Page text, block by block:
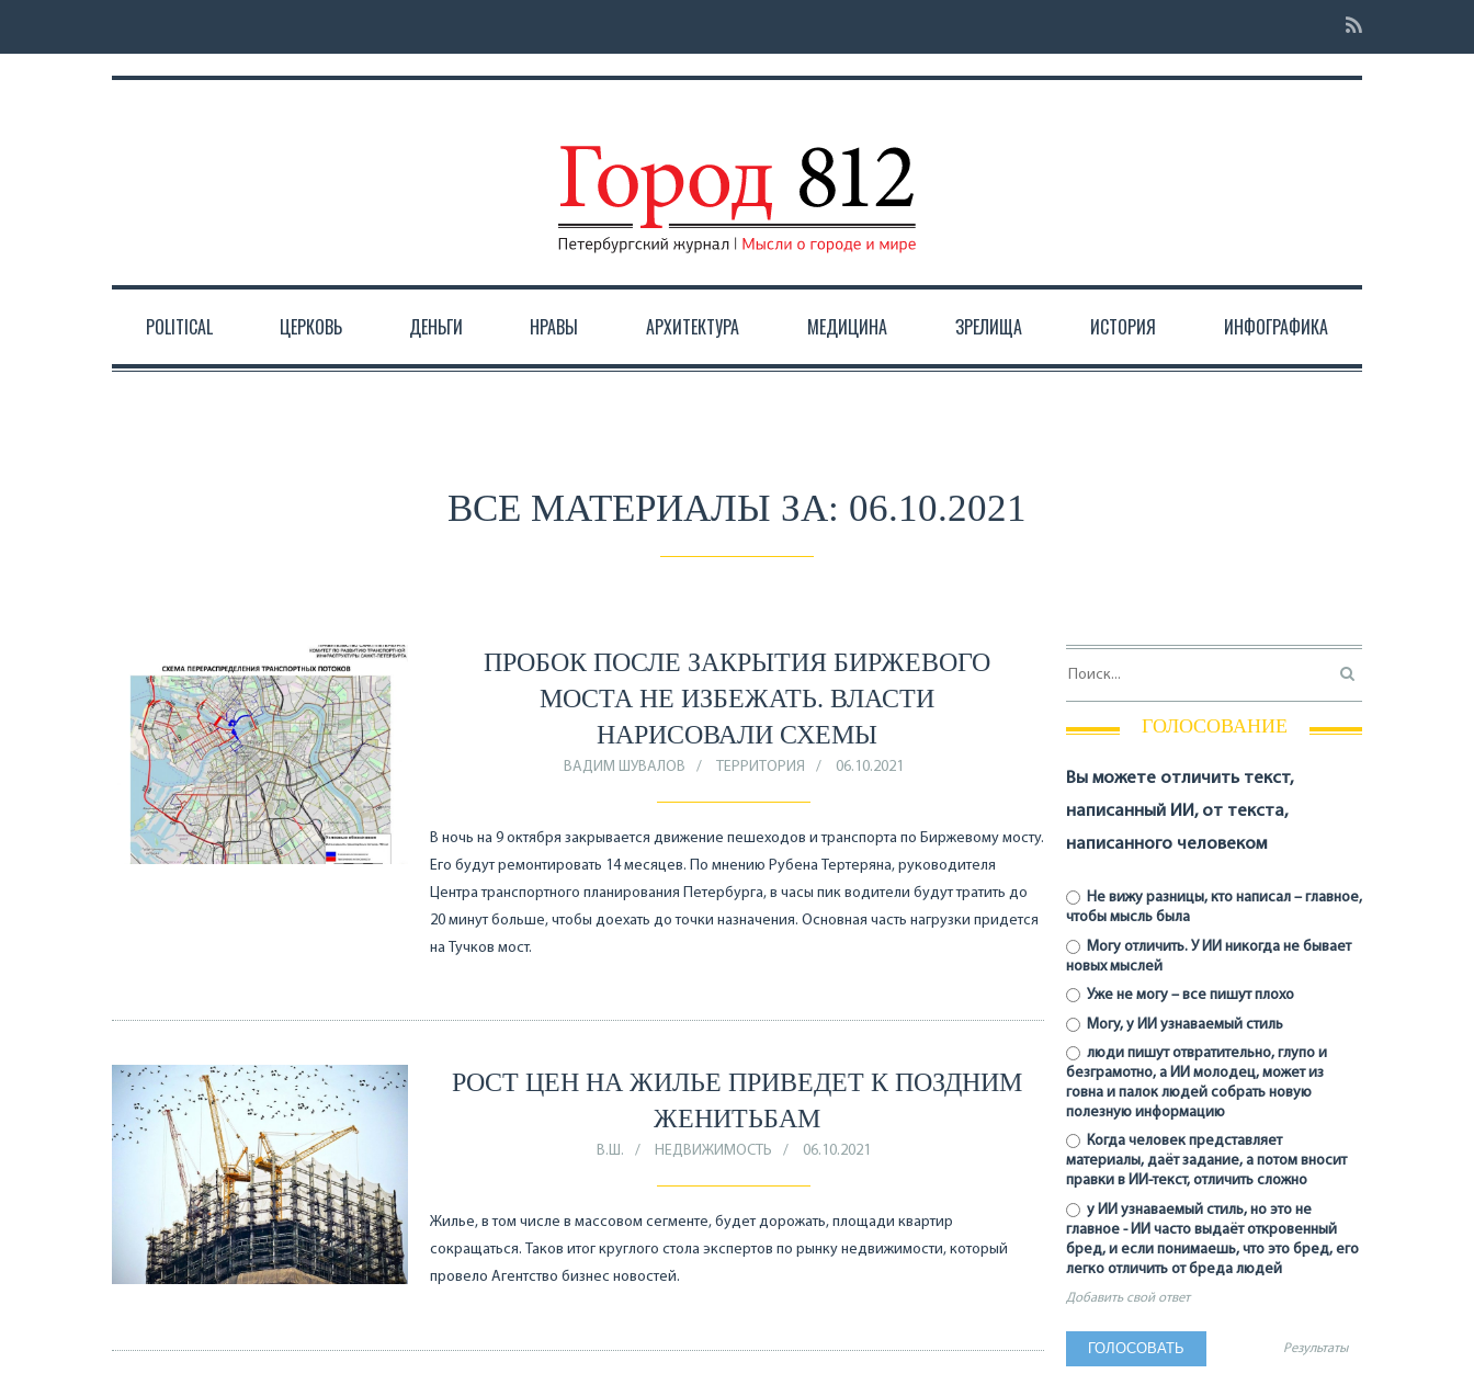
POLITICAL ЦЕРКОВЬ ДЕНЬГИ НРАВЫ АРХИТЕКТУРА МЕДИЦИНА ЗРЕЛИЩА ИСТОРИЯ ИНФОГРАФИКА
ВСЕ МАТЕРИАЛЫ ЗА: 06.10.2021
ПРОБОК ПОСЛЕ ЗАКРЫТИЯ БИРЖЕВОГО
МОСТА НЕ ИЗБЕЖАТЬ. ВЛАСТИ
НАРИСОВАЛИ СХЕМЫ
ВАДИМ ШУВАЛОВ ТЕРРИТОРИЯ 06.10.2021
В ночь на 9 октября закрывается движение пешеходов и транспорта по Биржевому мосту.
Его будут ремонтировать 14 месяцев. По мнению Рубена Тертеряна, руководителя
Центра транспортного планирования Петербурга, в часы пик водители будут тратить до
20 минут больше, чтобы доехать до точки назначения. Основная часть нагрузки придется
на Тучков мост.
РОСТ ЦЕН НА ЖИЛЬЕ ПРИВЕДЕТ К ПОЗДНИМ
ЖЕНИТЬБАМ
В.Ш. НЕДВИЖИМОСТЬ 06.10.2021
Жилье, в том числе в массовом сегменте, будет дорожать, площади квартир
сокращаться. Таков итог круглого стола экспертов по рынку недвижимости, который
провело Агентство бизнес новостей.
ГОЛОСОВАНИЕ
Вы можете отличить текст,
написанный ИИ, от текста,
написанного человеком
Не вижу разницы, кто написал – главное,
чтобы мысль была
Могу отличить. У ИИ никогда не бывает
новых мыслей
Уже не могу – все пишут плохо
Могу, у ИИ узнаваемый стиль
люди пишут отвратительно, глупо и
безграмотно, а ИИ молодец, может из
говна и палок людей собрать новую
полезную информацию
Когда человек представляет
материалы, даёт задание, а потом вносит
правки в ИИ-текст, отличить сложно
у ИИ узнаваемый стиль, но это не
главное - ИИ часто выдаёт откровенный
бред, и если понимаешь, что это бред, его
легко отличить от бреда людей
Добавить свой ответ
Результаты